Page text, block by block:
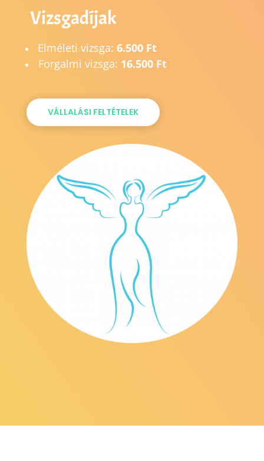
Vizsgadíjak
Elméleti vizsga: 6.500 Ft
Forgalmi vizsga: 16.500 Ft
VÁLLALÁSI FELTÉTELEK